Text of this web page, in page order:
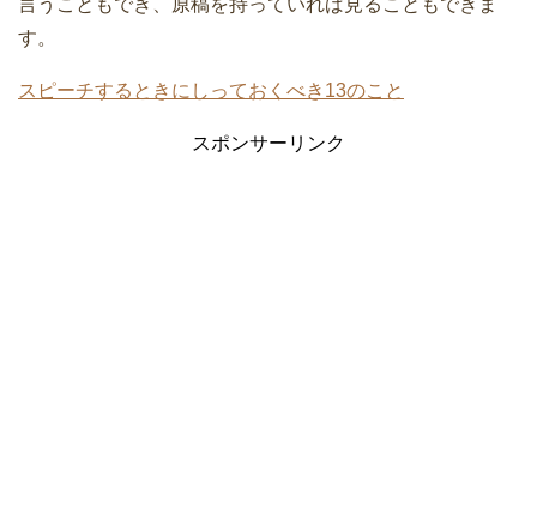
す。
スピーチするときにしっておくべき13のこと
スポンサーリンク